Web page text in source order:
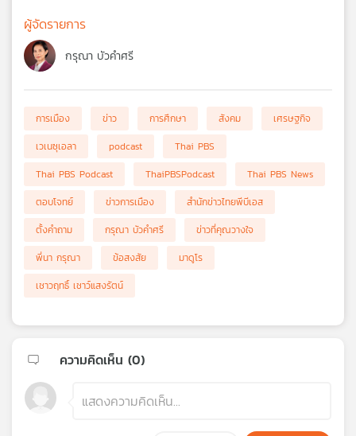
ผู้จัดรายการ
กรุณา บัวคำศรี
การเมือง ข่าว การศึกษา สังคม
เศรษฐกิจ
เวเนซุเอลา
podcast
Thai PBS
Thai PBS Podcast
ThaiPBSPodcast
Thai PBS News
ตอบโจทย์
ข่าวการเมือง
สำนักข่าวไทยพีบีเอส
ตั้งคำถาม
กรุณา บัวคำศรี
ข่าวที่คุณวางใจ
พี่นา กรุณา
ข้อสงสัย
มาดูโร
เชาวฤทธิ์ เชาว์แสงรัตน์
ความคิดเห็น (0)